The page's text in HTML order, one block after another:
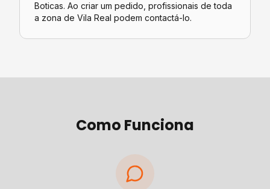
Boticas. Ao criar um pedido, profissionais de toda
a zona de Vila Real podem contactá-lo.
Como Funciona